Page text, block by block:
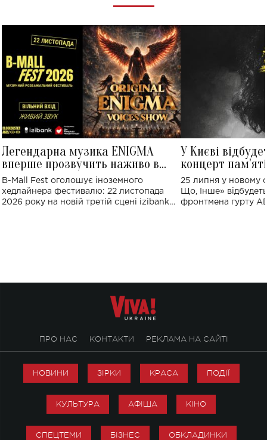
Легендарна музика ENIGMA
вперше прозвучить наживо в
Україні: де відбудеться концерт
B-Mall Fest оголошує іноземного
хедлайнера фестивалю: 22 листопада
2026 року на новій третій сцені izibank
У Києві
концерт
Клименка:
виконають
25 липня у новому
Що, Інше»
фронтмена гурту
ПРО НАС КОНТАКТИ РЕКЛАМА НА САЙТІ
НОВИНИ ЗІРКИ КРАСА ПОДІЇ
КУЛЬТУРА АФІША КІНО
СПЕЦТЕМИ БІЗНЕС ОБКЛАДИНКИ